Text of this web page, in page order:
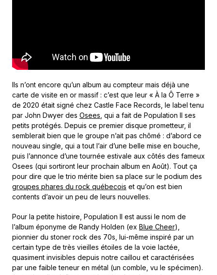
Ils n’ont encore qu’un album au compteur mais déjà une
carte de visite en or massif : c’est que leur « À la Ô Terre »
de 2020 était signé chez Castle Face Records, le label tenu
par John Dwyer des Osees , qui a fait de Population II ses
petits protégés. Depuis ce premier disque prometteur, il
semblerait bien que le groupe n’ait pas chômé : d’abord ce
nouveau single, qui a tout l’air d’une belle mise en bouche,
puis l’annonce d’une tournée estivale aux côtés des fameux
Osees (qui sortiront leur prochain album en Août). Tout ça
pour dire que le trio mérite bien sa place sur le podium des
groupes phares du rock québecois et qu’on est bien
contents d’avoir un peu de leurs nouvelles.
Pour la petite histoire, Population II est aussi le nom de
l’album éponyme de Randy Holden (ex Blue Cheer),
pionnier du stoner rock des 70s, lui-même inspiré par un
certain type de très vieilles étoiles de la voie lactée,
quasiment invisibles depuis notre caillou et caractérisées
par une faible teneur en métal (un comble, vu le spécimen).